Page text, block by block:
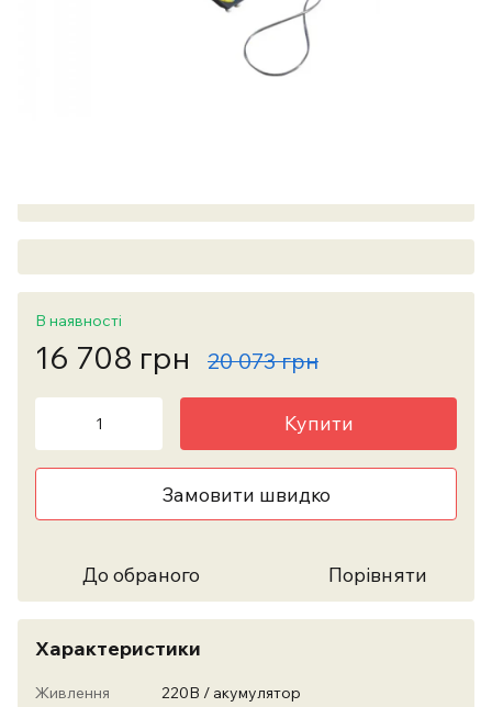
В наявності
16 708 грн 20 073 грн
Купити
Замовити швидко
До обраного Порівняти
Характеристики
Живлення
220В / акумулятор